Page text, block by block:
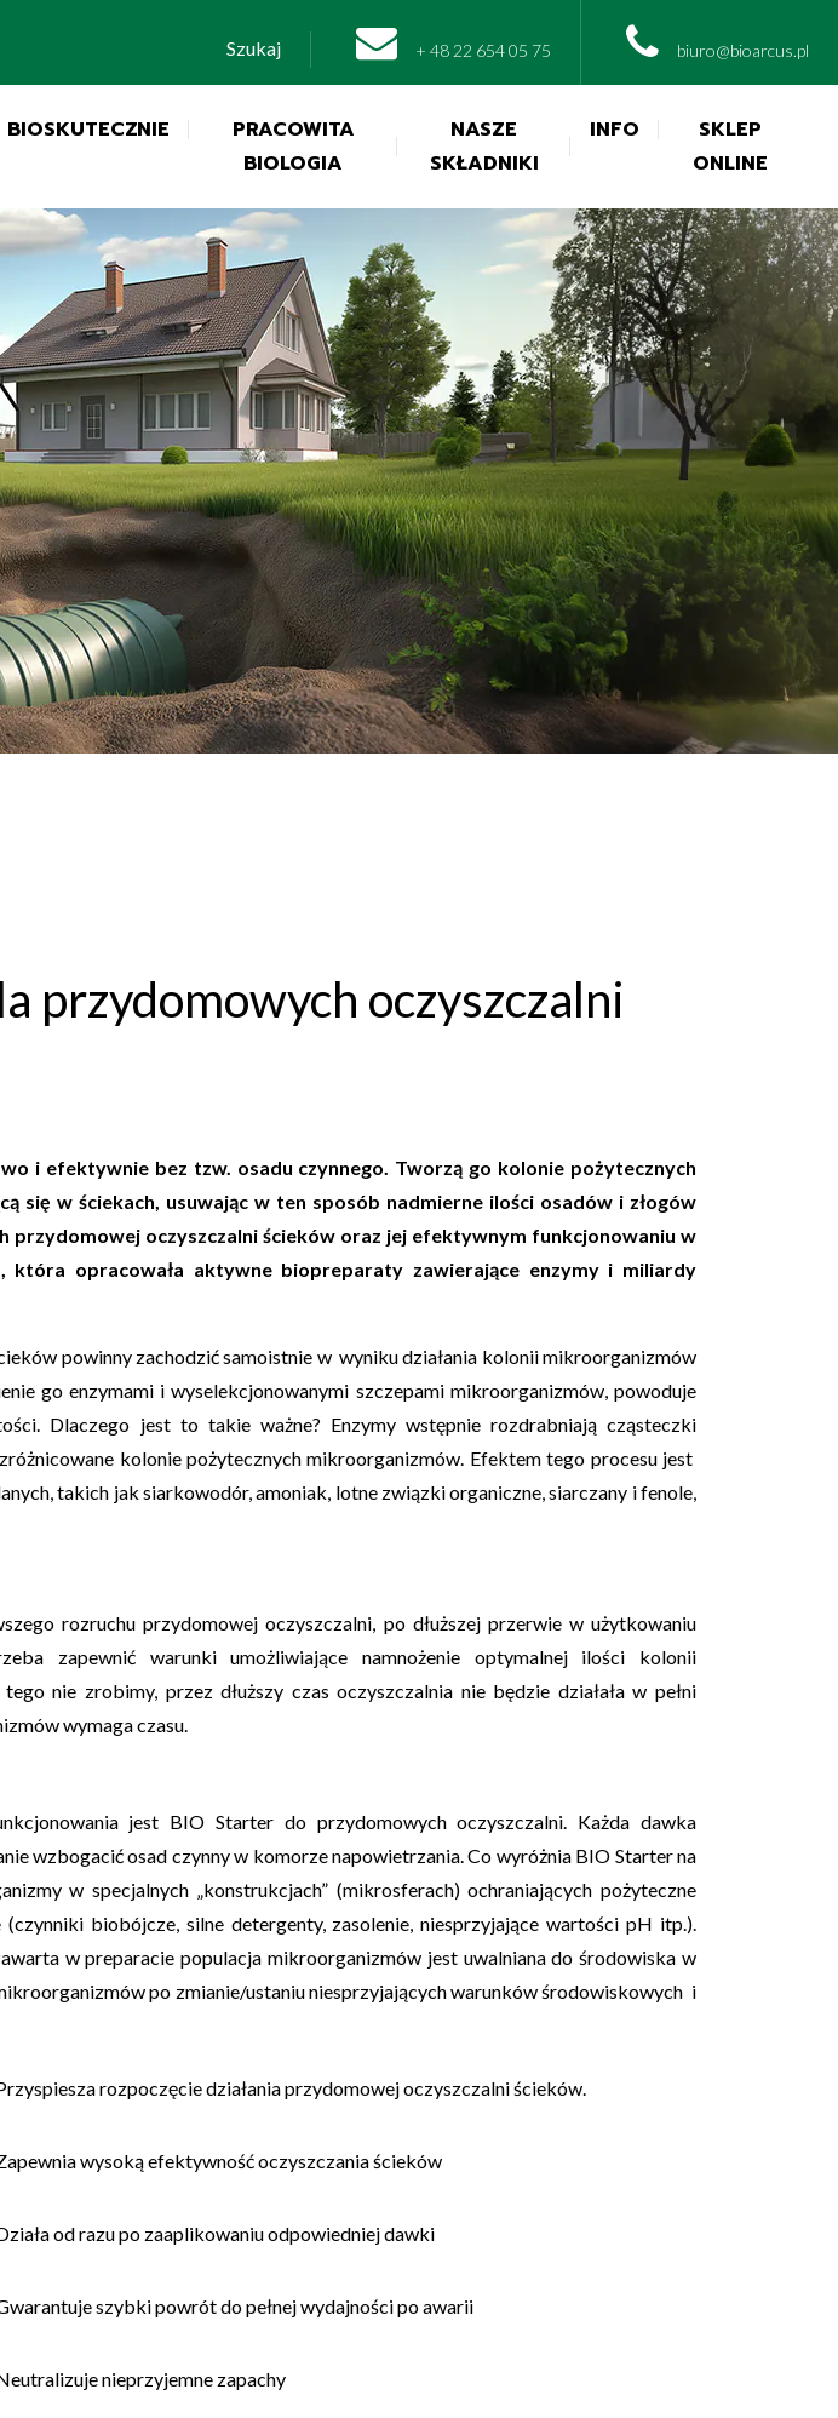
Szukaj + 48 22 654 05 75 biuro@bioarcus.pl
BIOSKUTECZNIE
PRACOWITA
BIOLOGIA
NASZE
SKŁADNIKI
INFO
SKLEP
ONLINE
oczyszczalni
i efektywnie bez tzw. osadu czynnego. Tworzą go kolonie pożytecznych
się w ściekach, usuwając w ten sposób nadmierne ilości osadów i złogów
przydomowej oczyszczalni ścieków oraz jej efektywnym funkcjonowaniu w
opracowała aktywne biopreparaty zawierające enzymy i miliardy
powinny zachodzić samoistnie w wyniku działania kolonii mikroorganizmów
go enzymami i wyselekcjonowanymi szczepami mikroorganizmów, powoduje
Dlaczego jest to takie ważne? Enzymy wstępnie rozdrabniają cząsteczki
kolonie pożytecznych mikroorganizmów. Efektem tego procesu jest
takich jak siarkowodór, amoniak, lotne związki organiczne, siarczany i fenole,
rozruchu przydomowej oczyszczalni, po dłuższej przerwie w użytkowaniu
zapewnić warunki umożliwiające namnożenie optymalnej ilości kolonii
tego nie zrobimy, przez dłuższy czas oczyszczalnia nie będzie działała w pełni
wymaga czasu.
jest BIO Starter do przydomowych oczyszczalni. Każda dawka
wzbogacić osad czynny w komorze napowietrzania.Co wyróżnia BIO Starter na
w specjalnych „konstrukcjach” (mikrosferach) ochraniających pożyteczne
biobójcze, silne detergenty, zasolenie, niesprzyjające wartości pH itp.).
w preparacie populacja mikroorganizmów jest uwalniana do środowiska w
po zmianie/ustaniu niesprzyjających warunków środowiskowych i
rozpoczęcie działania przydomowej oczyszczalni ścieków.
wysoką efektywność oczyszczania ścieków
od razu po zaaplikowaniu odpowiedniej dawki
szybki powrót do pełnej wydajności po awarii
nieprzyjemne zapachy